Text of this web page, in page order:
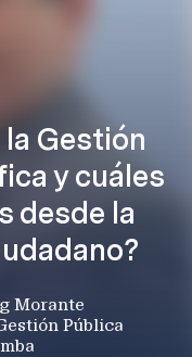
Gestión
y cuáles
desde la
Morante
Pública